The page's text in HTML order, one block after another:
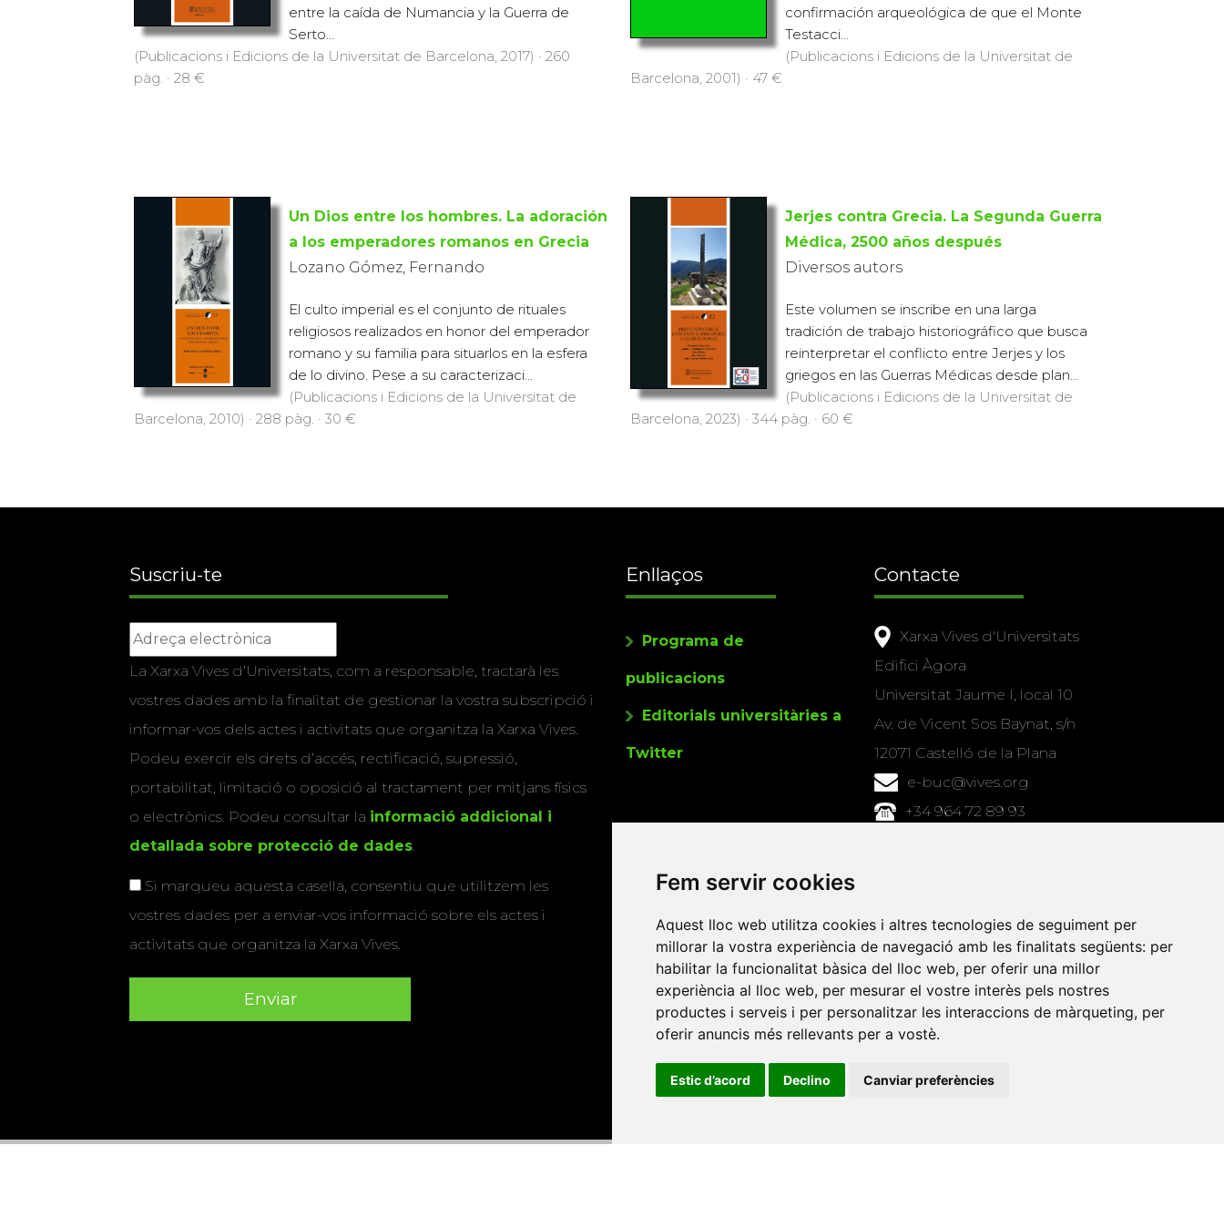
Fem servir cookies
Aquest lloc web utilitza cookies i altres tecnologies de seguiment per
millorar la vostra experiència de navegació amb les finalitats següents: per
habilitar la funcionalitat bàsica del lloc web, per oferir una millor
experiència al lloc web, per mesurar el vostre interès pels nostres
productes i serveis i per personalitzar les interaccions de màrqueting, per
oferir anuncis més rellevants per a vostè.
Estic d’acord Declino Canviar preferències
entre la caída de Numancia y la Guerra de
Serto...
(Publicacions i Edicions de la Universitat de Barcelona, 2017) · 260
pàg. · 28 €
confirmación arqueológica de que el Monte
Testacci...
(Publicacions i Edicions de la Universitat de
Barcelona, 2001) · 47 €
Un Dios entre los hombres. La adoración
a los emperadores romanos en Grecia
Lozano Gómez, Fernando
El culto imperial es el conjunto de rituales
religiosos realizados en honor del emperador
romano y su familia para situarlos en la esfera
de lo divino. Pese a su caracterizaci...
(Publicacions i Edicions de la Universitat de
Barcelona, 2010) · 288 pàg. · 30 €
Jerjes contra Grecia. La Segunda Guerra
Médica, 2500 años después
Diversos autors
Este volumen se inscribe en una larga
tradición de trabajo historiográfico que busca
reinterpretar el conflicto entre Jerjes y los
griegos en las Guerras Médicas desde plan...
(Publicacions i Edicions de la Universitat de
Barcelona, 2023) · 344 pàg. · 60 €
Suscriu-te
La Xarxa Vives d’Universitats, com a responsable, tractarà les
vostres dades amb la finalitat de gestionar la vostra subscripció i
informar-vos dels actes i activitats que organitza la Xarxa Vives.
Podeu exercir els drets d’accés, rectificació, supressió,
portabilitat, limitació o oposició al tractament per mitjans físics
o electrònics. Podeu consultar la informació addicional i
detallada sobre protecció de dades
Si marqueu aquesta casella, consentiu que utilitzem les
vostres dades per a enviar-vos informació sobre els actes i
activitats que organitza la Xarxa Vives.
Enllaços
Programa de
publicacions
Editorials universitàries a
Twitter
Contacte
Xarxa Vives d'Universitats
Edifici Àgora
Universitat Jaume I, local 10
Av. de Vicent Sos Baynat, s/n
12071 Castelló de la Plana
e-buc@vives.org
+34 964 72 89 93